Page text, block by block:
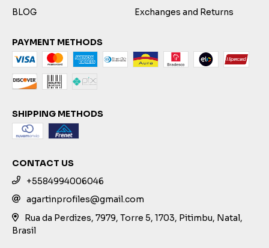
BLOG Exchanges and Returns
PAYMENT METHODS
SHIPPING METHODS
CONTACT US
+5584994006046
agartinprofiles@gmail.com
Rua da Perdizes, 7979, Torre 5, 1703, Pitimbu, Natal,
Brasil